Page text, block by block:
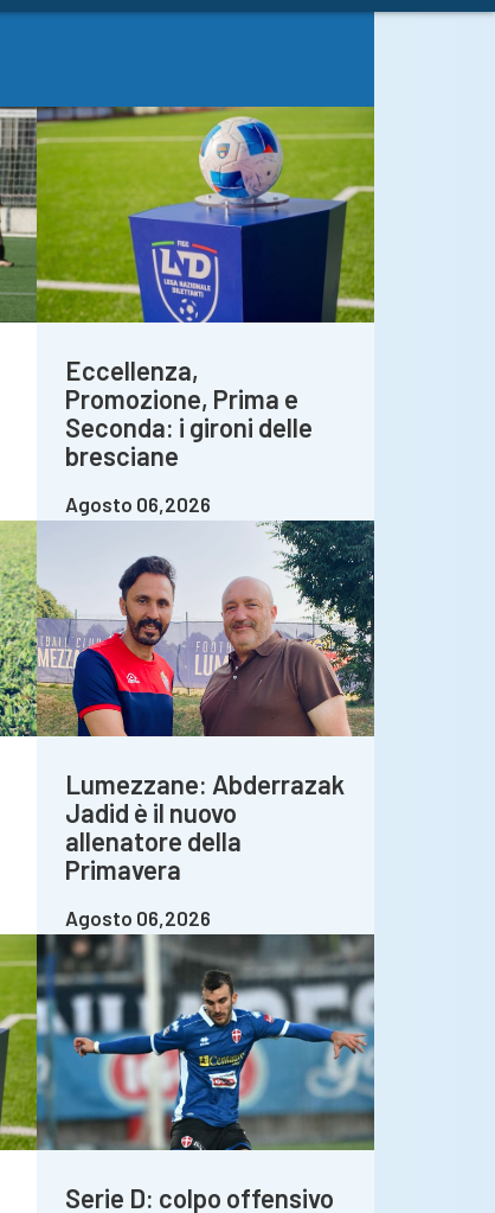
Eccellenza,
Promozione, Prima e
Seconda: i gironi delle
bresciane
Agosto 06,2026
Lumezzane: Abderrazak
Jadid è il nuovo
allenatore della
Primavera
Agosto 06,2026
Serie D: colpo offensivo